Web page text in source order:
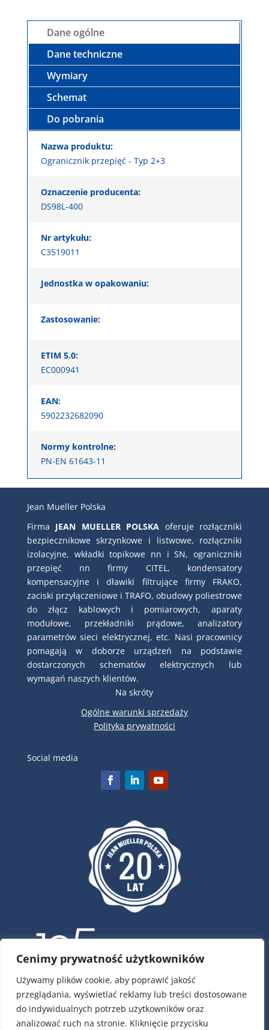
Cenimy prywatność użytkowników
Używamy plików cookie, aby poprawić jakość
przeglądania, wyświetlać reklamy lub treści dostosowane
do indywidualnych potrzeb użytkowników oraz
analizować ruch na stronie. Kliknięcie przycisku
Dane ogólne
Dane techniczne
Wymiary
Schemat
Do pobrania
Nazwa produktu:
Ogranicznik przepięć - Typ 2+3
Oznaczenie producenta:
DS98L-400
Nr artykułu:
C3519011
Jednostka w opakowaniu:
Zastosowanie:
ETIM 5.0:
EC000941
EAN:
5902232682090
Normy kontrolne:
PN-EN 61643-11
Jean Mueller Polska
Firma JEAN MUELLER POLSKA oferuje rozłączniki
bezpiecznikowe skrzynkowe i listwowe, rozłączniki
izolacyjne, wkładki topikowe nn i SN, ograniczniki
przepięć nn firmy CITEL, kondensatory
kompensacyjne i dławiki filtrujące firmy FRAKO,
zaciski przyłączeniowe i TRAFO, obudowy poliestrowe
do złącz kablowych i pomiarowych, aparaty
modułowe, przekładniki prądowe, analizatory
parametrów sieci elektrycznej, etc. Nasi pracownicy
pomagają w doborze urządzeń na podstawie
dostarczonych schematów elektrycznych lub
wymagań naszych klientów.
Na skróty
Ogólne warunki sprzedaży
Polityka prywatności
Social media
ul. Krótka 4, 02-293 Warszawa
tel.:22 / 751 79 01
tel.:22 / 868 00 58